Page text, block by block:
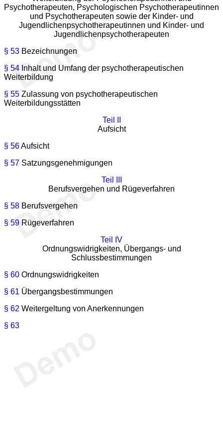
Psychotherapeuten, Psychologischen Psychotherapeutinnen
und Psychotherapeuten sowie der Kinder- und
Jugendlichenpsychotherapeutinnen und Kinder- und
Jugendlichenpsychotherapeuten
§ 53 Bezeichnungen
§ 54 Inhalt und Umfang der psychotherapeutischen
Weiterbildung
§ 55 Zulassung von psychotherapeutischen
Weiterbildungsstätten
Teil II
Aufsicht
§ 56Aufsicht
§ 57 Satzungsgenehmigungen
Teil III
Berufsvergehen und Rügeverfahren
§ 58 Berufsvergehen
§ 59 Rügeverfahren
Teil IV
Ordnungswidrigkeiten, Übergangs- und
Schlussbestimmungen
§ 60 Ordnungswidrigkeiten
§ 61 Übergangsbestimmungen
§ 62 Weitergeltung von Anerkennungen
§ 63